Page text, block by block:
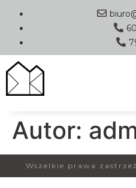
Autor:
Wszelkie prawa